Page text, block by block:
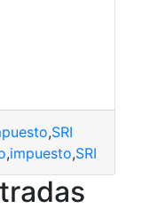
,SRI
,impuesto,SRI